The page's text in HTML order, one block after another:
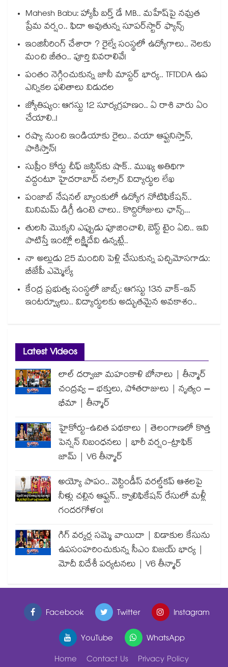
Mahesh Babu: హ్యాపీ బర్త్ డే MB.. మహేష్‌పై నమ్రత
ప్రేమ వర్షం.. ఫిదా అవుతున్న సూపర్‌స్టార్ ఫ్యాన్స్
ఇంజినీరింగ్ చేశారా ? రైల్వే సంస్థలో ఉద్యోగాలు.. నెలకు
మంచి జీతం.. పూర్తి వివరాలివే!
పంతం నెగ్గించుకున్న జానీ మాస్టర్ భార్య.. TFTDDA ఉప
ఎన్నికల ఫలితాలు విడుదల
జ్యోతిష్యం: ఆగస్టు 12 సూర్యగ్రహణం.. ఏ రాశి వారు ఏం
చేయాలి..!
రష్యా నుంచి ఇండియాకు రైలు.. వయా ఆఫ్ఘనిస్తాన్,
పాకిస్తాన్!
సుప్రీం కోర్టు చీఫ్ జస్టిస్⁭కు షాక్.. ముఖ్య అతిథిగా
వద్దంటూ హైదరాబాద్ నల్సార్ విద్యార్థుల లేఖ
పంజాబ్ నేషనల్ బ్యాంకులో ఉద్యోగ నోటిఫికేషన్..
మినిమమ్ డిగ్రీ ఉంటె చాలు.. కొద్దిరోజులు ఛాన్స్...
తులసి మొక్కని ఎప్పుడు పూజించాలి, బెస్ట్ టైం ఏది.. ఇవి
పాటిస్తే ఇంట్లో లక్ష్మిదేవి ఉన్నట్లే..
నా అల్లుడు 25 మందిని పెళ్లి చేసుకున్న పచ్చిమోసగాడు:
బీజేపీ ఎమ్మెల్యే
కేంద్ర ప్రభుత్వ సంస్థలో జాబ్స్: ఆగస్టు 13న వాక్-ఇన్
ఇంటర్వ్యూలు.. విద్యార్థులకు అద్భుతమైన అవకాశం..
Latest Videos
లాల్ దర్వాజా మహంకాళి బోనాలు | తీన్మార్
చంద్రవ్వ – భక్తులు, పోతరాజులు | నృత్యం –
భీమా | తీన్మార్
హైకోర్టు-ఉచిత పథకాలు | తెలంగాణలో కొత్త
పెన్షన్ నిబంధనలు | భారీ వర్షం-ట్రాఫిక్
జామ్ | V6 తీన్మార్
అయ్యో పాపం.. వెస్టిండీస్ వరల్డ్‌కప్ ఆశలపై
నీళ్లు చల్లిన ఆఫ్ఘన్.. క్వాలిఫికేషన్ రేసులో మళ్లీ
గందరగోళం!
గిగ్ వర్కర్ల సమ్మె వాయిదా | విడాకుల కేసును
ఉపసంహరించుకున్న సీఎం విజయ్ భార్య |
మోదీ విదేశీ పర్యటనలు | V6 తీన్మార్
Facebook Twitter
Instagram
YouTube
WhatsApp
Home
Contact Us
Privacy Policy